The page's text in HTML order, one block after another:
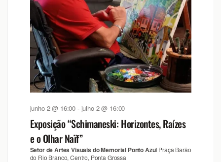
junho 2 @ 16:00 - julho 2 @ 16:00
Exposição “Schimaneski: Horizontes, Raízes
e o Olhar Naïf”
Setor de Artes Visuais do Memorial Ponto Azul Praça Barão
do Rio Branco, Centro, Ponta Grossa